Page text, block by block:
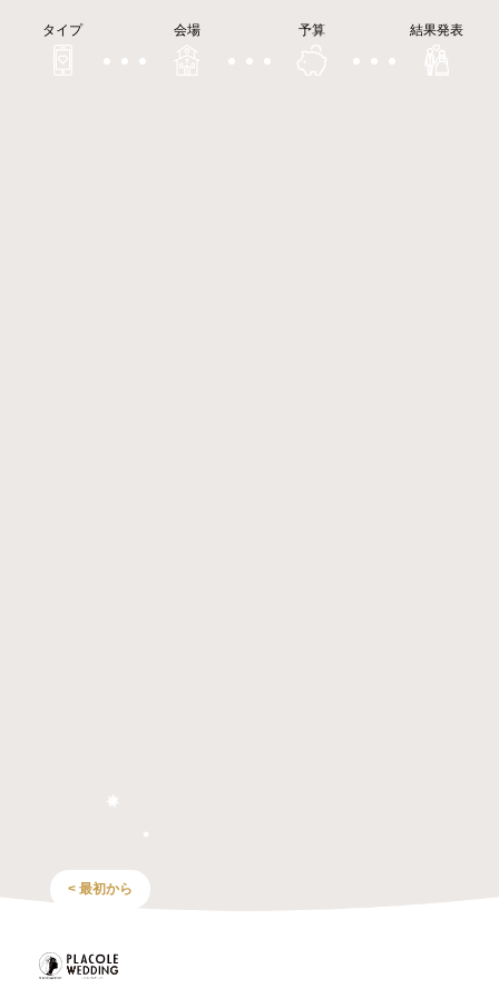
タイプ 会場 予算 結果発表
< 最初から